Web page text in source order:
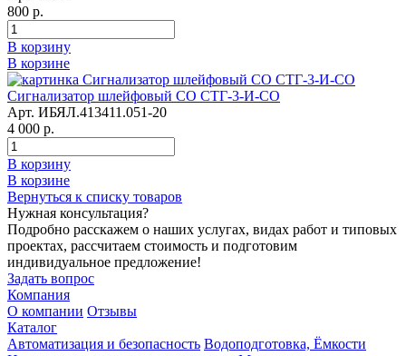
800 р.
В корзину
В корзине
Сигнализатор шлейфовый СО СТГ-3-И-СО
Арт. ИБЯЛ.413411.051-20
4 000 р.
В корзину
В корзине
Вернуться к списку товаров
Нужная консультация?
Подробно расскажем о наших услугах, видах работ и типовых
проектах, рассчитаем стоимость и подготовим
индивидуальное предложение!
Задать вопрос
Компания
О компании Отзывы
Каталог
Автоматизация и безопасность Водоподготовка, Ёмкости